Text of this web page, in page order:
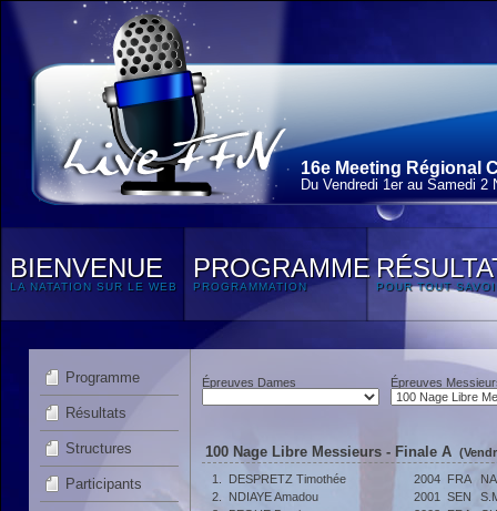
16e Meeting Régional
Du Vendredi 1erau Samedi 2
BIENVENUE
LA NATATION SUR LE WEB
PROGRAMME
PROGRAMMATION POUR TOUT
Programme
Résultats
Structures
Participants
Épreuves Dames Épreuves
100 Nage Libre Messieurs - Finale A
1.
DESPRETZ Timothée 2004 FRA
2.
NDIAYE Amadou 2001 SEN